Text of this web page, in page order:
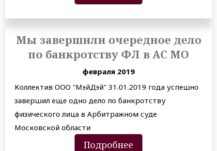
Мы завершили очередное дело
по банкротству ФЛ в АС МО
февраля 2019
Коллектив ООО "МэйДэй" 31.01.2019 года успешно
завершил еще одно дело по банкротству
физического лица в Арбитражном суде
Московской области
Подробнее